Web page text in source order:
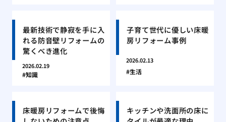
最新技術で静寂を手に入
れる防音壁リフォームの
驚くべき進化
2026.02.19
知識
子育て世代に優しい床暖
房リフォーム事例
2026.02.13
生活
床暖房リフォームで後悔
キッチンや洗面所の床に